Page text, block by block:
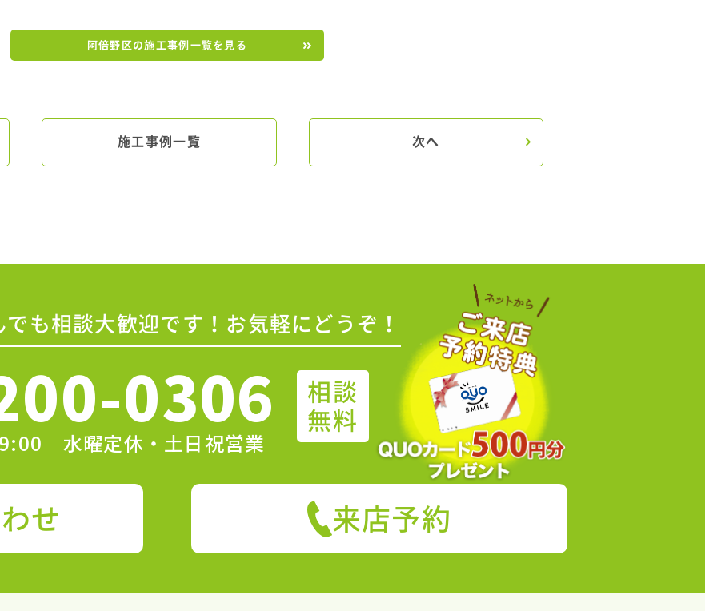
阿倍野区の施工事例一覧を見る
施工事例一覧 次へ
も相談大歓迎です！お気軽にどうぞ！
0306
水曜定休・土日祝営業
相談
無料
せ 来店予約